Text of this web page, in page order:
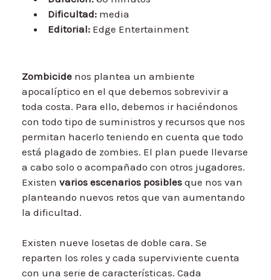
Dificultad: media
Editorial: Edge Entertainment
Zombicide nos plantea un ambiente
apocalíptico en el que debemos sobrevivir a
toda costa. Para ello, debemos ir haciéndonos
con todo tipo de suministros y recursos que nos
permitan hacerlo teniendo en cuenta que todo
está plagado de zombies. El plan puede llevarse
a cabo solo o acompañado con otros jugadores.
Existen varios escenarios posibles que nos van
planteando nuevos retos que van aumentando
la dificultad.
Existen nueve losetas de doble cara. Se
reparten los roles y cada superviviente cuenta
con una serie de características. Cada